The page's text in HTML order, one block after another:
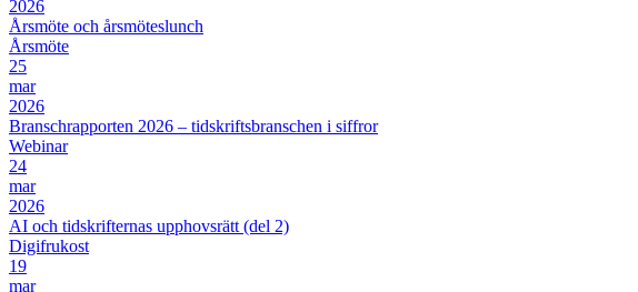
2026
Årsmöte och årsmöteslunch
Årsmöte
25
mar
2026
Branschrapporten 2026 – tidskriftsbranschen i siffror
Webinar
24
mar
2026
AI och tidskrifternas upphovsrätt (del 2)
Digifrukost
19
mar